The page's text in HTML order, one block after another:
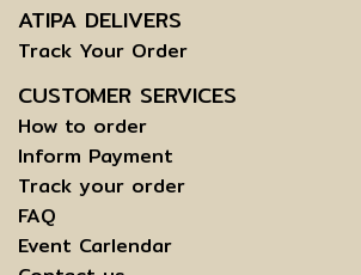
ATIPA DELIVERS
Track Your Order
CUSTOMER SERVICES
How to order
Inform Payment
Track your order
FAQ
Event Carlendar